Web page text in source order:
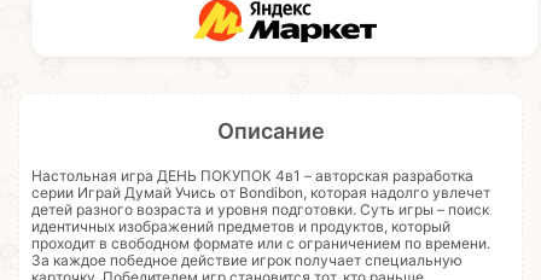
Описание
Настольная игра ДЕНЬ ПОКУПОК 4в1 – авторская разработка
серии Играй Думай Учись от Bondibon, которая надолго увлечет
детей разного возраста и уровня подготовки. Суть игры – поиск
идентичных изображений предметов и продуктов, который
проходит в свободном формате или с ограничением по времени.
За каждое победное действие игрок получает специальную